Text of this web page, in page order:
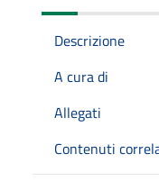
Descrizione
A cura di
Allegati
Contenuti